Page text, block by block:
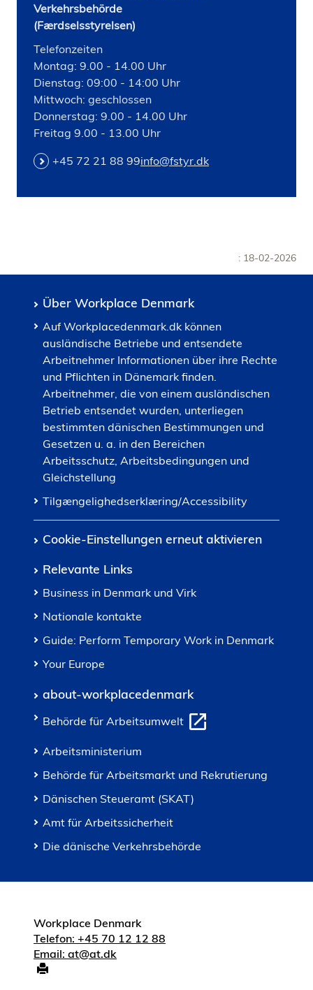
Verkehrsbehörde
(Færdselsstyrelsen)
Telefonzeiten
Montag: 9.00 - 14.00 Uhr
Dienstag: 09:00 - 14:00 Uhr
Mittwoch: geschlossen
Donnerstag: 9.00 - 14.00 Uhr
Freitag 9.00 - 13.00 Uhr
+45 72 21 88 99info@fstyr.dk
: 18-02-2026
Über Workplace Denmark
Auf Workplacedenmark.dk können
ausländische Betriebe und entsendete
Arbeitnehmer Informationen über ihre Rechte
und Pflichten in Dänemark finden.
Arbeitnehmer, die von einem ausländischen
Betrieb entsendet wurden, unterliegen
bestimmten dänischen Bestimmungen und
Gesetzen u. a. in den Bereichen
Arbeitsschutz, Arbeitsbedingungen und
Gleichstellung
Tilgængelighedserklæring/Accessibility
Cookie-Einstellungen erneut aktivieren
Relevante Links
Business in Denmark und Virk
Nationale kontakte
Guide: Perform Temporary Work in Denmark
Your Europe
about-workplacedenmark
Behörde für Arbeitsumwelt
Arbeitsministerium
Behörde für Arbeitsmarkt und Rekrutierung
Dänischen Steueramt (SKAT)
Amt für Arbeitssicherheit
Die dänische Verkehrsbehörde
Workplace Denmark
Telefon: +45 70 12 12 88
Email: at@at.dk